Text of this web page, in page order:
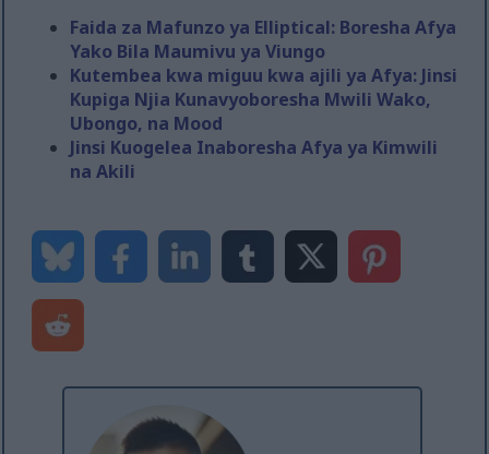
Faida za Mafunzo ya Elliptical: Boresha Afya
Yako Bila Maumivu ya Viungo
Kutembea kwa miguu kwa ajili ya Afya: Jinsi
Kupiga Njia Kunavyoboresha Mwili Wako,
Ubongo, na Mood
Jinsi Kuogelea Inaboresha Afya ya Kimwili
na Akili